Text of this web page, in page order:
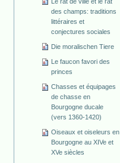
des champs: traditions
littéraires et
conjectures sociales
Die moralischen Tiere
Le faucon favori des
princes
Chasses et équipages
de chasse en
Bourgogne ducale
(vers 1360-1420)
Oiseaux et oiseleurs en
Bourgogne au XIVe et
XVe siècles